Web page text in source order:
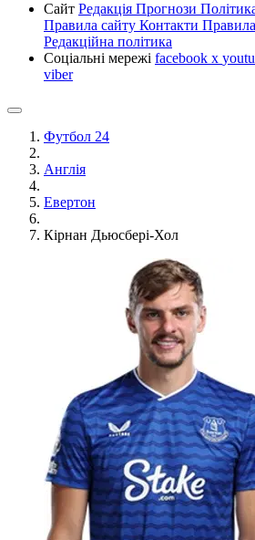
Сайт Редакція Прогнози
Правила сайту Контакти
Редакційна політика
Соціальні мережі facebook x
viber
Футбол 24
Англія
Евертон
Кірнан Дьюсбері-Хол